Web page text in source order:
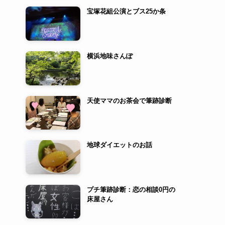
宝塚花組公演とブス25か条
横浜地味さんぽ
天使ママのお茶会で筆跡診断
地球ダイエットのお話
プチ筆跡診断：恋の相談0円の
床屋さん